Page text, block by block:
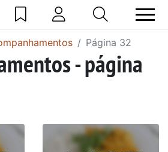
Página 32
- página